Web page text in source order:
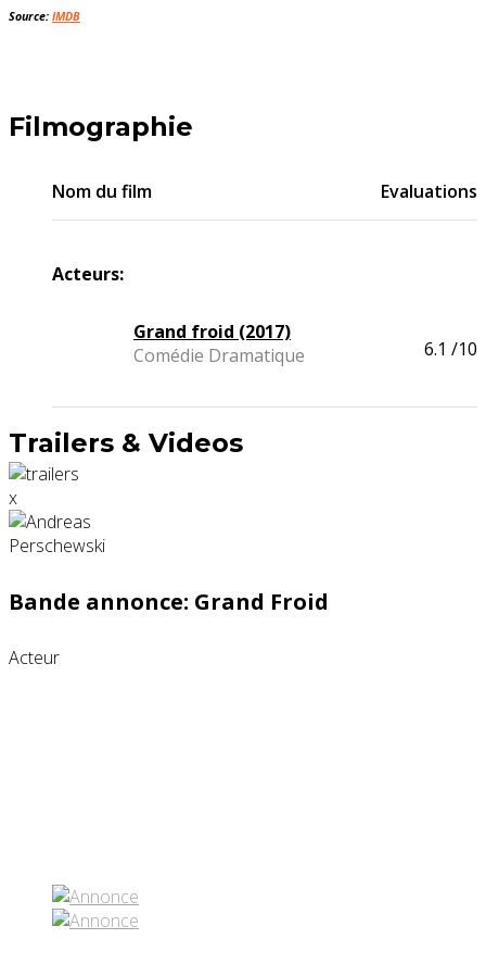
Source: IMDB
Filmographie
Nom du film Evaluations
Acteurs:
Grand froid (2017)
Comédie Dramatique
6.1 /10
Trailers & Videos
x
Bande annonce: Grand Froid
Acteur